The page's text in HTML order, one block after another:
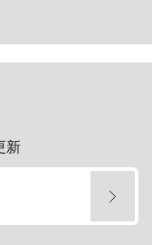
塔（Torres
然向苍穹发
新